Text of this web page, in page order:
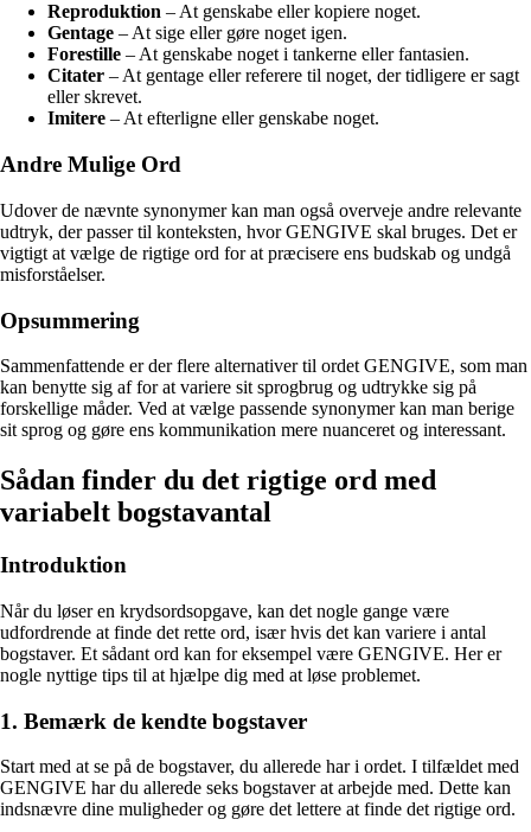
Reproduktion – At genskabe eller kopiere noget.
Gentage – At sige eller gøre noget igen.
Forestille – At genskabe noget i tankerne eller fantasien.
Citater – At gentage eller referere til noget, der tidligere er sagt
eller skrevet.
Imitere – At efterligne eller genskabe noget.
Andre Mulige Ord
Udover de nævnte synonymer kan man også overveje andre relevante
udtryk, der passer til konteksten, hvor GENGIVE skal bruges. Det er
vigtigt at vælge de rigtige ord for at præcisere ens budskab og undgå
misforståelser.
Opsummering
Sammenfattende er der flere alternativer til ordet GENGIVE, som man
kan benytte sig af for at variere sit sprogbrug og udtrykke sig på
forskellige måder. Ved at vælge passende synonymer kan man berige
sit sprog og gøre ens kommunikation mere nuanceret og interessant.
Sådan finder du det rigtige ord med
variabelt bogstavantal
Introduktion
Når du løser en krydsordsopgave, kan det nogle gange være
udfordrende at finde det rette ord, især hvis det kan variere i antal
bogstaver. Et sådant ord kan for eksempel være GENGIVE. Her er
nogle nyttige tips til at hjælpe dig med at løse problemet.
1. Bemærk de kendte bogstaver
Start med at se på de bogstaver, du allerede har i ordet. I tilfældet med
GENGIVE har du allerede seks bogstaver at arbejde med. Dette kan
indsnævre dine muligheder og gøre det lettere at finde det rigtige ord.